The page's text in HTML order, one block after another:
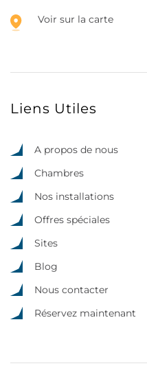
Voir sur la carte
Liens Utiles
A propos de nous
Chambres
Nos installations
Offres spéciales
Sites
Blog
Nous contacter
Réservez maintenant